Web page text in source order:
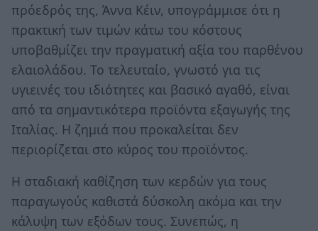
πρόεδρός της, Άννα Κέιν, υπογράμμισε ότι η
πρακτική των τιμών κάτω του κόστους
υποβαθμίζει την πραγματική αξία του παρθένου
ελαιολάδου. Το τελευταίο, γνωστό για τις
υγιεινές του ιδιότητες και βασικό αγαθό, είναι
από τα σημαντικότερα προϊόντα εξαγωγής της
Ιταλίας. Η ζημιά που προκαλείται δεν
περιορίζεται στο κύρος του προϊόντος.
Η σταδιακή καθίζηση των κερδών για τους
παραγωγούς καθιστά δύσκολη ακόμα και την
κάλυψη των εξόδων τους. Συνεπώς, η